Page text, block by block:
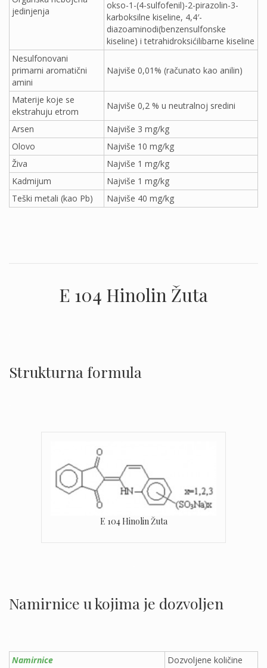
jedinjenja
okso-1-(4-sulfofenil)-2-pirazolin-3-
karboksilne kiseline, 4,4′-
diazoaminodi(benzensulfonske
kiseline) i tetrahidroksićilibarne kiseline
Nesulfonovani
primarni aromatični
amini
Najviše 0,01% (računato kao anilin)
Materije koje se
ekstrahuju etrom
Najviše 0,2 % u neutralnoj sredini
Arsen
Najviše 3 mg/kg
Olovo
Najviše 10 mg/kg
Živa
Najviše 1 mg/kg
Kadmijum
Najviše 1 mg/kg
Teški metali (kao Pb)
Najviše 40 mg/kg
E 104 Hinolin Žuta
Strukturna formula
E 104 Hinolin Žuta
Namirnice u kojima je dozvoljen
Namirnice
Dozvoljene količine